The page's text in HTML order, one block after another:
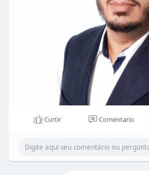
Curtir Comentario